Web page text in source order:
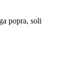
popra, soli